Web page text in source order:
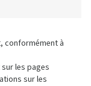
conformément à
les pages
sur les